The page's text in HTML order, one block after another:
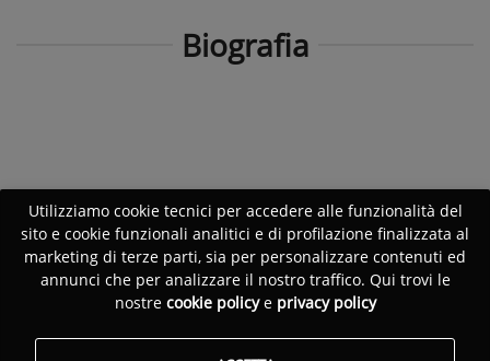
Biografia
Utilizziamo cookie tecnici per accedere alle funzionalità del
sito e cookie funzionali analitici e di profilazione finalizzata al
marketing di terze parti, sia per personalizzare contenuti ed
annunci che per analizzare il nostro traffico. Qui trovi le
nostre cookie policye privacy policy